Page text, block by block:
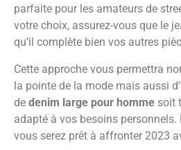
parfaite pour les amateurs de
votre choix, assurez-vous que le
qu’il complète bien vos autres
Cette approche vous permettra
la pointe de la mode mais aussi
de denim large pour homme soit
adapté à vos besoins
vous serez prêt à affronter 2023